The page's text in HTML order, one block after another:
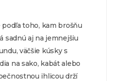
toho, kam brošňu
sadnú aj na jemnejšiu
väčšie kúsky s
na sako, kabát alebo
ihlicou drží